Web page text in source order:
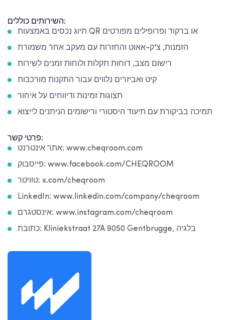
השירותים כוללים:
תיוג נכסים באמצעות QR או ברקוד ופרופילים מפורטים
הזמנות, צ'ק-אאוט והחזרות עם מעקב אחר משמורת
רישום מצב, דוחות תקלות ולוחות זמנים לשירות
קיט ואביזרים נלווים עבור התקנות מורכבות
תצוגות זמינות ודיווחים על איחור
תמיכה בביקורת עם תיעוד היסטורי ורישומים הניתנים לייצוא
פרטי קשר:
אתר אינטרנט: www.cheqroom.com
פייסבוק: www.facebook.com/CHEQROOM
טוויטר: x.com/cheqroom
LinkedIn: www.linkedin.com/company/cheqroom
אינסטגרם: www.instagram.com/cheqroom
כתובת: Kliniekstraat 27A 9050 Gentbrugge, בלגיה